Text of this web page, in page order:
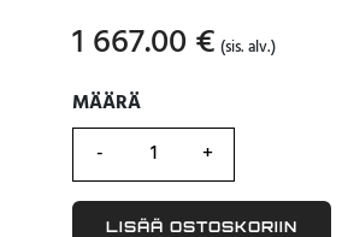
1 667.00 € (sis. alv.)
MÄÄRÄ
MÄÄRÄ
LISÄÄ OSTOSKORIIN